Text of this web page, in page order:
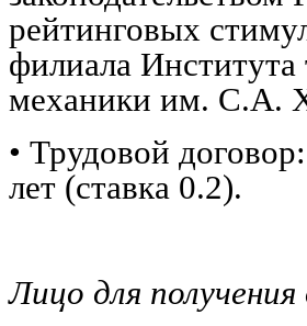
рейтинговых
филиала Института
механики им. С.А.
• Трудовой
лет (ставка 0.2).
Лицо для